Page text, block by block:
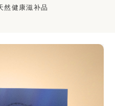
然健康滋补品